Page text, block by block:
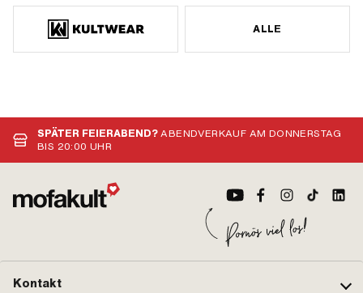
ALLE
SPÄTER FEIERABEND?ABENDVERKAUF AM DONNERSTAG
BIS 20:00 UHR
Kontakt